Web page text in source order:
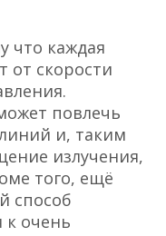
что каждая
от скорости
повлечь
и, таким
излучения,
того, ещё
способ
к очень